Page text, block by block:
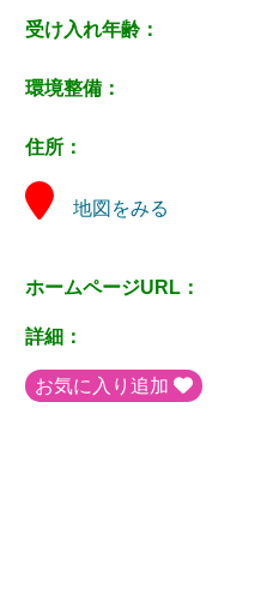
受け入れ年齢：
環境整備：
住所：
地図をみる
ホームページURL：
詳細：
お気に入り追加